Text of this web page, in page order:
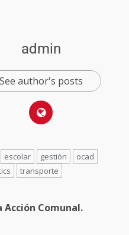
admin
See author's posts
escolar gestión
ocad
transporte
Acción Comunal.